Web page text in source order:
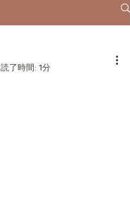
読了時間: 1分